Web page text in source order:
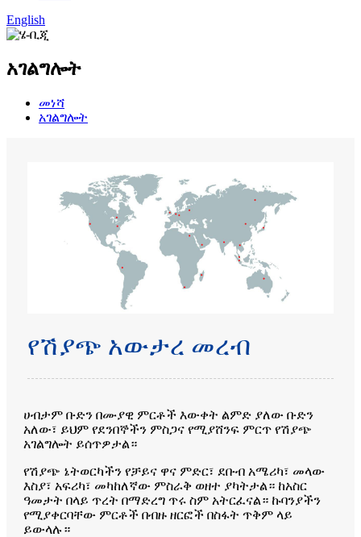
English
አገልግሎት
መነሻ
አገልግሎት
የሽያጭ አውታረ መረብ
ሀብታም ቡድን በሙያዊ ምርቶች እውቀት ልምድ ያለው ቡድን
አለው፣ ይህም የደንበኞችን ምስጋና የሚያሸንፍ ምርጥ የሽያጭ
አገልግሎት ይሰጥዎታል።
የሽያጭ ኔትወርካችን የቻይና ዋና ምድር፣ ደቡብ አሜሪካ፣ መላው
እስያ፣ አፍሪካ፣ መካከለኛው ምስራቅ ወዘተ ያካትታል። ከአስር
ዓመታት በላይ ጥረት በማድረግ ጥሩ ስም አትርፈናል። ኩባንያችን
የሚያቀርባቸው ምርቶች በብዙ ዘርፎች በስፋት ጥቅም ላይ
ይውላሉ።